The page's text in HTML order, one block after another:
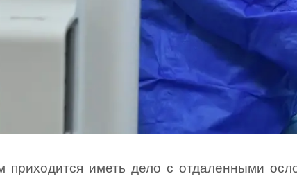
приходится иметь дело с отдаленными